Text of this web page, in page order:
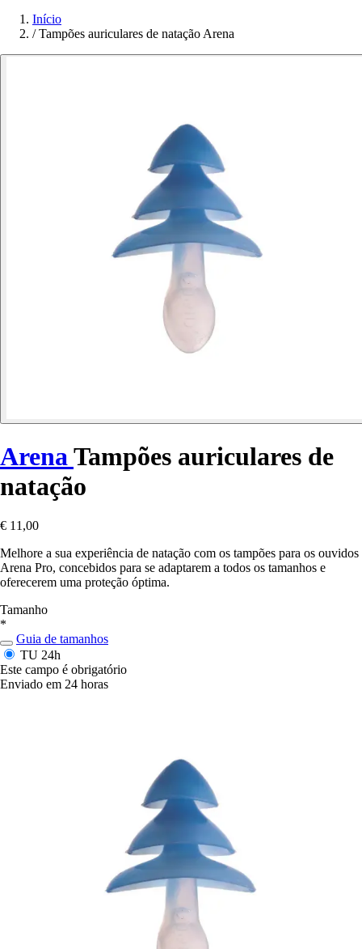
Início
/ Tampões auriculares de natação Arena
Arena Tampões auriculares de
natação
€ 11,00
Melhore a sua experiência de natação com os tampões para os ouvidos
Arena Pro, concebidos para se adaptarem a todos os tamanhos e
oferecerem uma proteção óptima.
Tamanho
*
Guia de tamanhos
TU 24h
Este campo é obrigatório
Enviado em 24 horas